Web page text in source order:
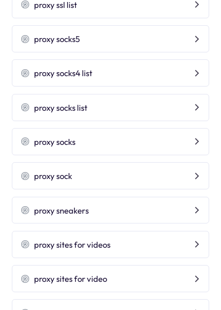
proxy ssl list
proxy socks5
proxy socks4 list
proxy socks list
proxy socks
proxy sock
proxy sneakers
proxy sites for videos
proxy sites for video